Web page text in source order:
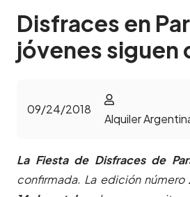
Disfraces en
jóvenes siguen
09/24/2018
Alquiler
La Fiesta de Disfraces de
confirmada. La edición